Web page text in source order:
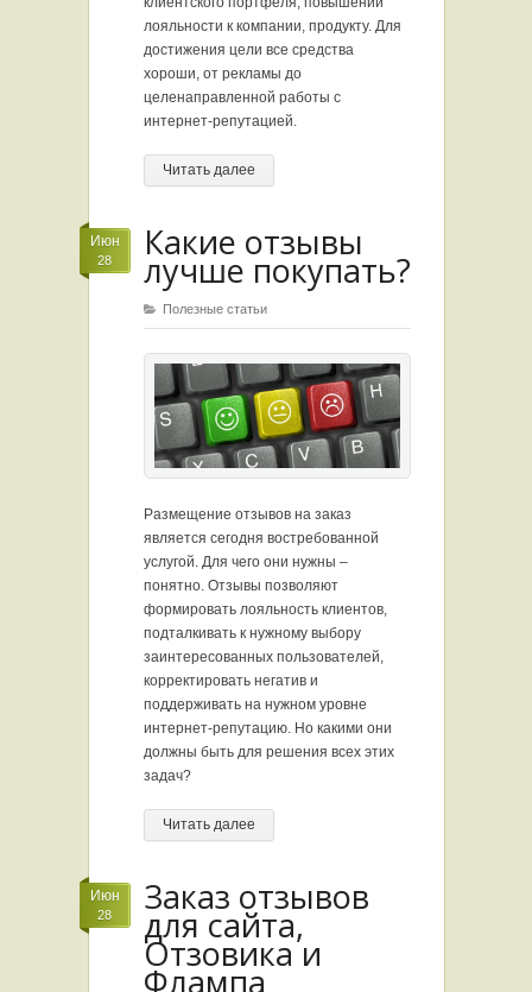
лояльности к компании, продукту. Для
достижения цели все средства
хороши, от рекламы до
целенаправленной работы с
интернет-репутацией.
Читать далее
Июн
28 Какие отзывы
лучше покупать?
Полезные статьи
Размещение отзывов на заказ
является сегодня востребованной
услугой. Для чего они нужны –
понятно. Отзывы позволяют
формировать лояльность клиентов,
подталкивать к нужному выбору
заинтересованных пользователей,
корректировать негатив и
поддерживать на нужном уровне
интернет-репутацию. Но какими они
должны быть для решения всех этих
задач?
Читать далее
Июн
28 Заказ отзывов
для сайта,
Отзовика и
Флампа